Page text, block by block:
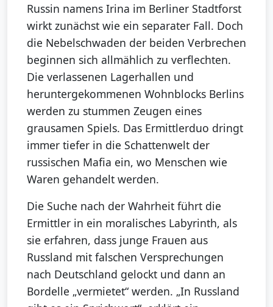
Russin namens Irina im Berliner Stadtforst
wirkt zunächst wie ein separater Fall. Doch
die Nebelschwaden der beiden Verbrechen
beginnen sich allmählich zu verflechten.
Die verlassenen Lagerhallen und
heruntergekommenen Wohnblocks Berlins
werden zu stummen Zeugen eines
grausamen Spiels. Das Ermittlerduo dringt
immer tiefer in die Schattenwelt der
russischen Mafia ein, wo Menschen wie
Waren gehandelt werden.
Die Suche nach der Wahrheit führt die
Ermittler in ein moralisches Labyrinth, als
sie erfahren, dass junge Frauen aus
Russland mit falschen Versprechungen
nach Deutschland gelockt und dann an
Bordelle „vermietet“ werden. „In Russland